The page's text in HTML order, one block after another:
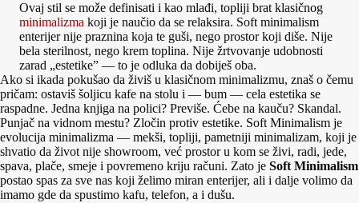
Ovaj stil se može definisati i kao mlađi, topliji brat klasičnog
minimalizma koji je naučio da se relaksira. Soft minimalism
enterijer nije praznina koja te guši, nego prostor koji diše. Nije
bela sterilnost, nego krem toplina. Nije žrtvovanje udobnosti
zarad „estetike” — to je odluka da dobiješ oba.
Ako si ikada pokušao da živiš u klasičnom minimalizmu, znaš o čemu
pričam: ostaviš šoljicu kafe na stolu i — bum — cela estetika se
raspadne. Jedna knjiga na polici? Previše. Ćebe na kauču? Skandal.
Punjač na vidnom mestu? Zločin protiv estetike. Soft Minimalism je
evolucija minimalizma — mekši, topliji, pametniji minimalizam, koji je
shvatio da život nije showroom, već prostor u kom se živi, radi, jede,
spava, plače, smeje i povremeno kriju računi. Zato je Soft Minimalism
postao spas za sve nas koji želimo miran enterijer, ali i dalje volimo da
imamo gde da spustimo kafu, telefon, a i dušu.